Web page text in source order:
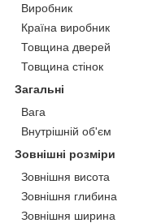
Виробник
Країна виробник
Товщина дверей
Товщина стінок
Загальні
Вага
Внутрішній об'єм
Зовнішні розміри
Зовнішня висота
Зовнішня глибина
Зовнішня ширина